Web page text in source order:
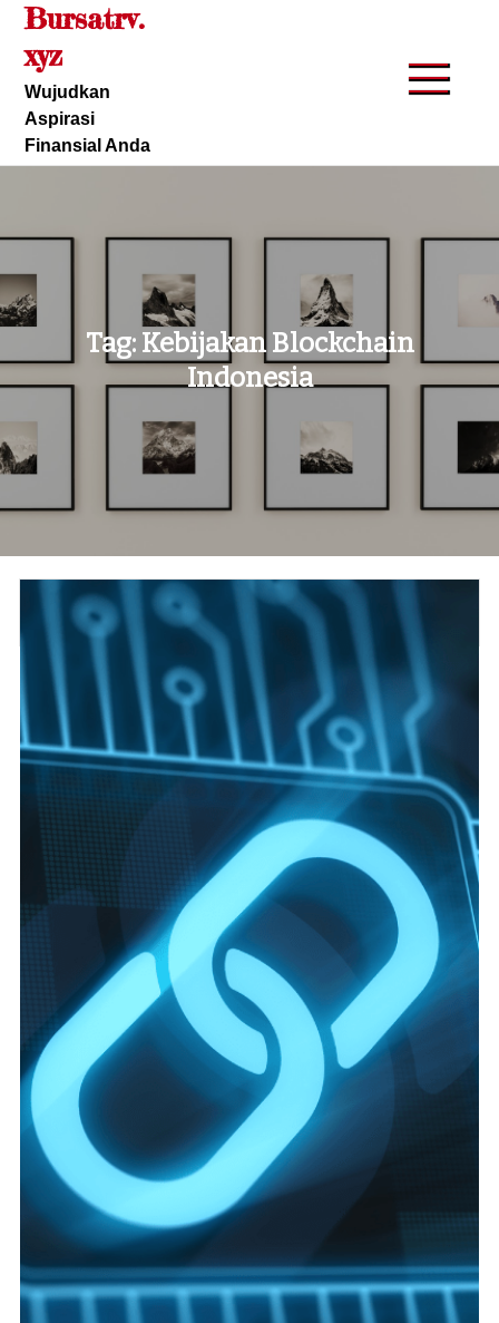
Skip
content
Bursatrv.
xyz
Wujudkan
Aspirasi
Finansial Anda
Tag: Kebijakan Blockchain
Indonesia